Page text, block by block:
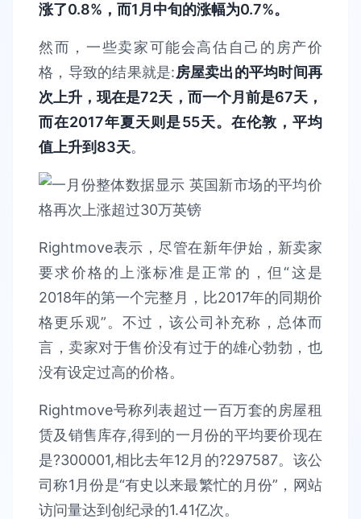
涨了0.8%，而1月中旬的涨幅为0.7%。
然而，一些卖家可能会高估自己的房产价
格，导致的结果就是:房屋卖出的平均时间再
次上升，现在是72天，而一个月前是67天，
而在2017年夏天则是55天。在伦敦，平均
值上升到83天。
Rightmove表示，尽管在新年伊始，新卖家
要求价格的上涨标准是正常的，但“这是
2018年的第一个完整月，比2017年的同期价
格更乐观”。不过，该公司补充称，总体而
言，卖家对于售价没有过于的雄心勃勃，也
没有设定过高的价格。
Rightmove号称列表超过一百万套的房屋租
赁及销售库存,得到的一月份的平均要价现在
是?300001,相比去年12月的?297587。该公
司称1月份是“有史以来最繁忙的月份”，网站
访问量达到创纪录的1.41亿次。